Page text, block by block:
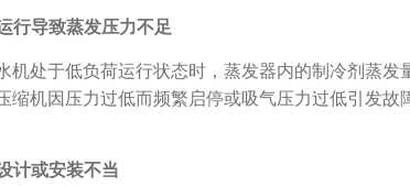
行导致蒸发压力不足
机处于低负荷运行状态时，蒸发器内的制冷剂蒸
缩机因压力过低而频繁启停或吸气压力过低引发
计或安装不当